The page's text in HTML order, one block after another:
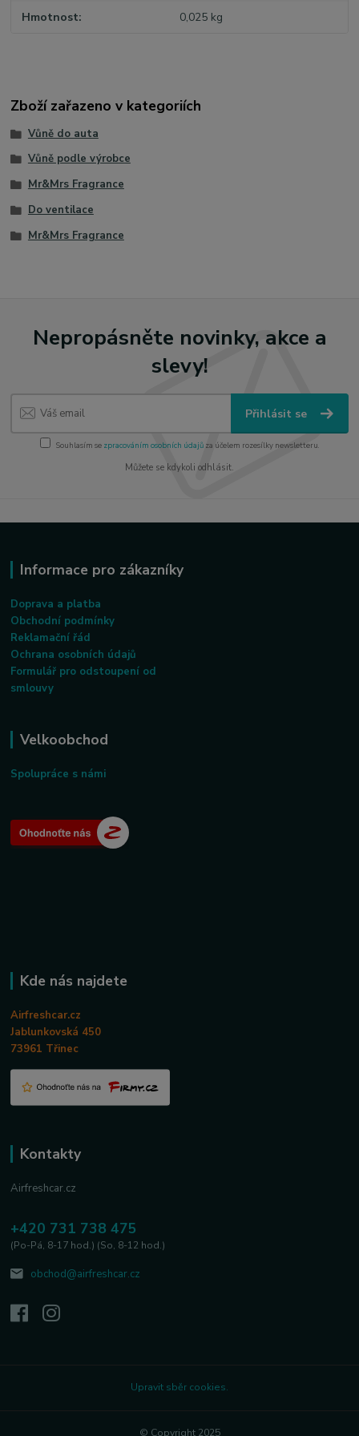
Hmotnost 0,025 kg
Zboží zařazeno v kategoriích
Vůně do auta
Vůně podle výrobce
Mr&Mrs Fragrance
Do ventilace
Mr&Mrs Fragrance
Nepropásněte novinky, akce a
slevy!
Přihlásit se
Souhlasím se zpracováním osobních údajůza účelem rozesílky newsletteru.
Můžete se kdykoli odhlásit.
Informace pro zákazníky
Doprava a platba
Obchodní podmínky
Reklamační řád
Ochrana osobních údajů
Formulář pro odstoupení od
smlouvy
Velkoobchod
Spolupráce s námi
Kde nás najdete
Airfreshcar.cz
Jablunkovská 450
73961 Třinec
Kontakty
Airfreshcar.cz
+420 731 738 475
(Po-Pá, 8-17 hod.) (So, 8-12 hod.)
obchod@airfreshcar.cz
Upravit sběr cookies.
© Copyright 2025